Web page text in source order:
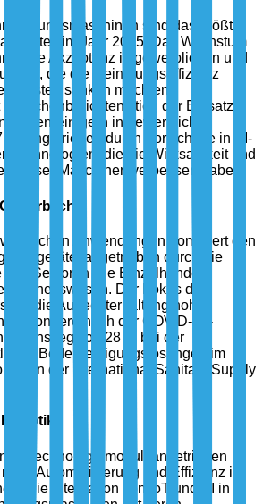
sind das größte
im Jahr 2025. Das Wachstum
Akzeptanz in gewerblichen und
die die Reinigungseffizienz
senken möchten,
stieg der Einsatz
Bodenreinigern in gewerblichen
%, angetrieben durch Fortschritte in KI-
die die Wirksamkeit und
dieser Maschinen verbessert haben.
Anwendungen dominiert den
angetrieben durch die
Sektoren wie Einzelhandel,
Der Fokus des
auf die Aufrechterhaltung hoher
nach der COVID-19-
Anstieg von 28 % bei der
Bodenreinigungslösungen im
Daten der International Sanitary Supply
Technologiemodul, angetrieben
Automatisierung und Effizienz in
Die Integration von IoT und KI in